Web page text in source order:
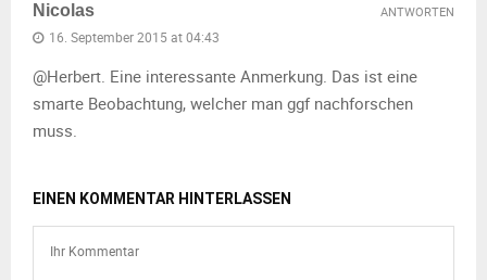
Nicolas
16. September 2015 at 04:43
@Herbert. Eine interessante Anmerkung. Das ist eine
smarte Beobachtung, welcher man ggf nachforschen
muss.
ANTWORTEN
EINEN KOMMENTAR HINTERLASSEN